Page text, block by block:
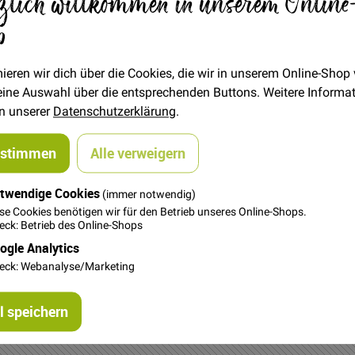
wir dich über die Cookies, die wir in unserem Online-Shop
Auswahl über die entsprechenden Buttons. Weitere
unsererDatenschutzerklärung.
Alle verweigern
Cookies (immer notwendig)
Cookies benötigen wir für den Betrieb unseres Online-Shops.
Betrieb des Online-Shops
Analytics
Webanalyse/Marketing
speichern
23,50 €
Menge
In den Warenkorb
hält er schön warm und ist besonders kuschelig. Dieser
und auch Kinderbekleidung geeignet.